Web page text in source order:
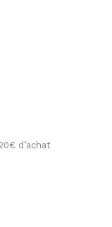
d’achat